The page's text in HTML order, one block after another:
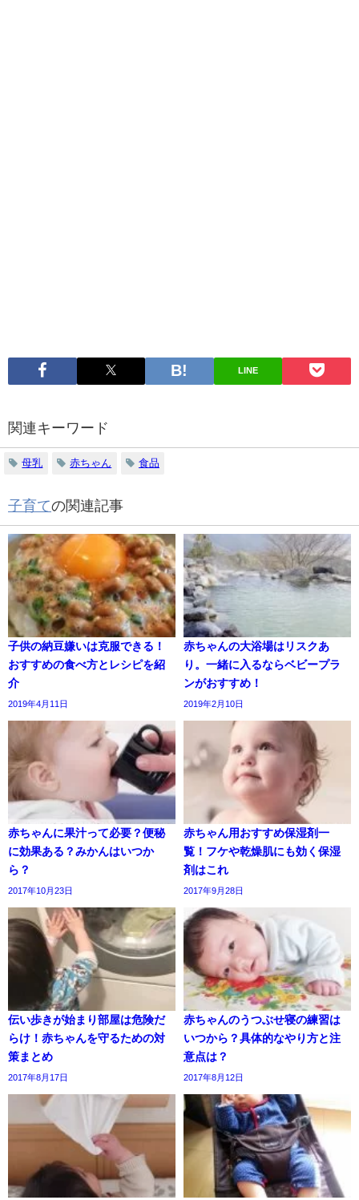
LINE
関連キーワード
母乳 赤ちゃん 食品
子育ての関連記事
子供の納豆嫌いは克服できる！
おすすめの食べ方とレシピを紹
介
2019年4月11日
赤ちゃんの大浴場はリスクあ
り。一緒に入るならベビープラ
ンがおすすめ！
2019年2月10日
赤ちゃんに果汁って必要？便秘
に効果ある？みかんはいつか
ら？
2017年10月23日
赤ちゃん用おすすめ保湿剤一
覧！フケや乾燥肌にも効く保湿
剤はこれ
2017年9月28日
伝い歩きが始まり部屋は危険だ
らけ！赤ちゃんを守るための対
策まとめ
2017年8月17日
赤ちゃんのうつぶせ寝の練習は
いつから？具体的なやり方と注
意点は？
2017年8月12日